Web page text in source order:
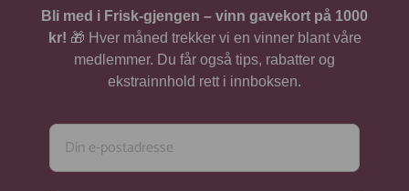
Bli med i Frisk-gjengen – vinn gavekort på 1000
kr! 🎁 Hver måned trekker vi en vinner blant våre
medlemmer. Du får også tips, rabatter og
ekstrainnhold rett i innboksen.